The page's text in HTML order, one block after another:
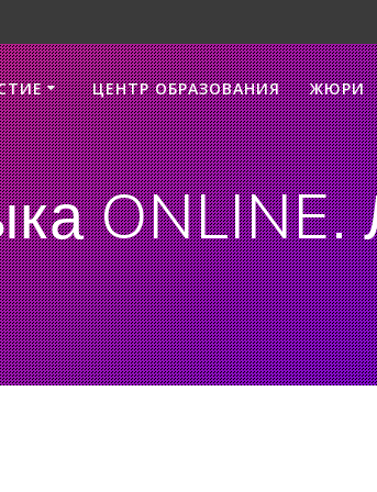
ЦЕНТР ОБРАЗОВАНИЯ ЖЮРИ
ONLINE.